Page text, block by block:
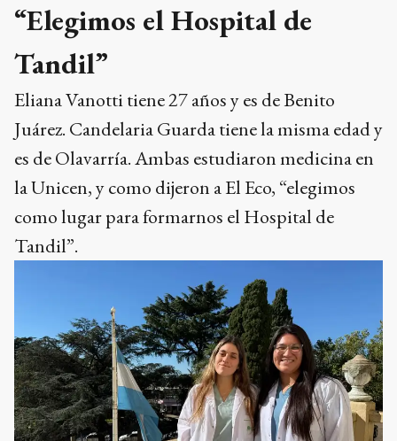
“Elegimos el Hospital de
Tandil”
Eliana Vanotti tiene 27 años y es de Benito
Juárez. Candelaria Guarda tiene la misma edad y
es de Olavarría. Ambas estudiaron medicina en
la Unicen, y como dijeron a El Eco, “elegimos
como lugar para formarnos el Hospital de
Tandil”.